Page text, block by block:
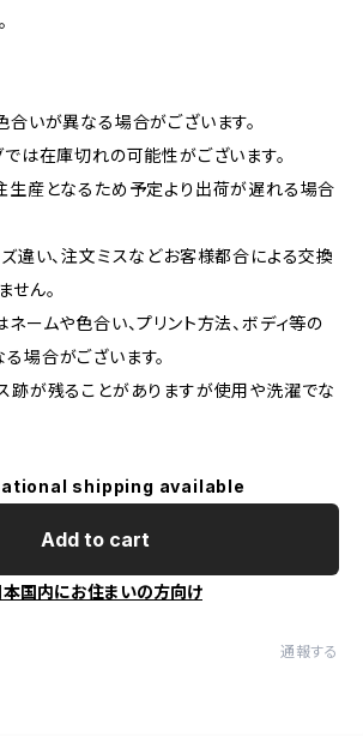
合いが異なる場合がございます。
では在庫切れの可能性がございます。
生産となるため予定より出荷が遅れる場合
ズ違い、注文ミスなどお客様都合による交換
せん。
ネームや色合い、プリント方法、ボディ等の
場合がございます。
跡が残ることがありますが使用や洗濯でな
shipping available
Add to cart
本国内にお住まいの方向け
通報する